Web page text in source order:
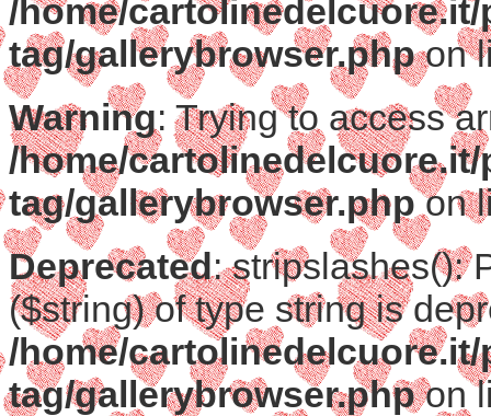
/home/
tag/gallerybrowser.phpon
Warning: Trying to access
/home/
tag/gallerybrowser.phpon
Deprecated: stripslashes():
($string) of type string is
/home/
tag/gallerybrowser.phpon